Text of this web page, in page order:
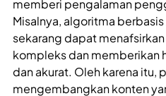
memberi pengalaman
Misalnya, algoritma
sekarang dapat
kompleks dan memberikan
dan akurat. Oleh karena itu,
mengembangkan konten